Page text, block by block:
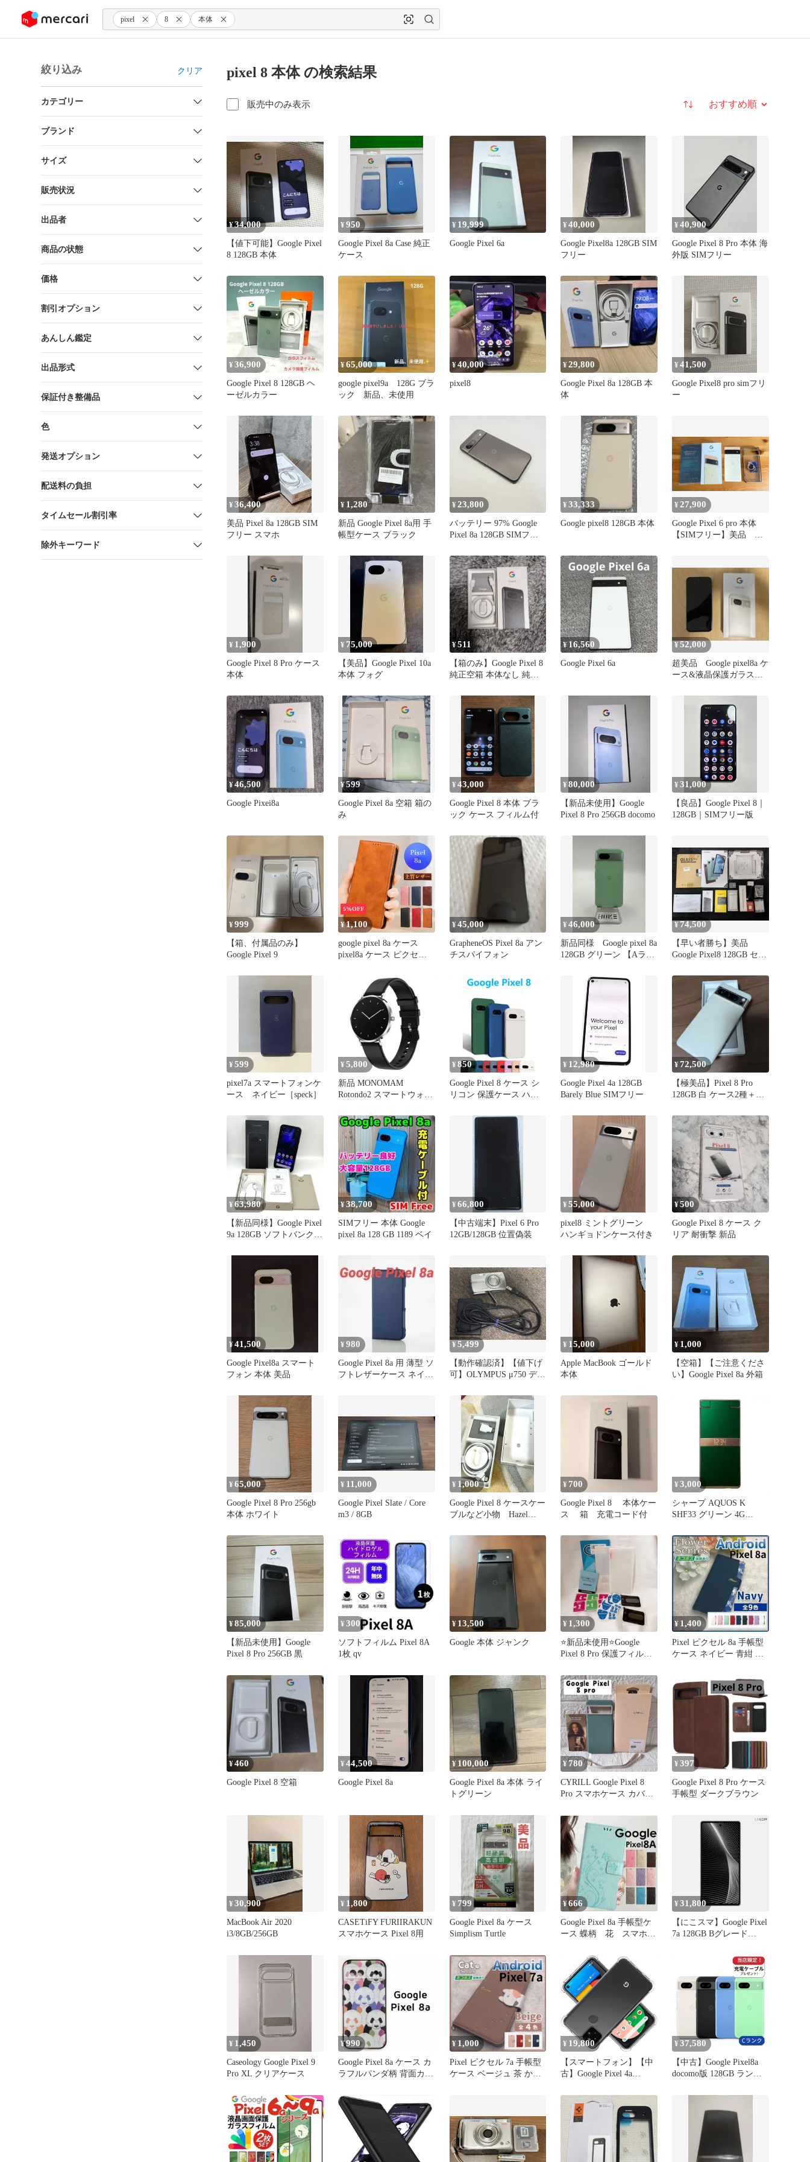
ツにスキップ pixel 8 本体
絞り込み クリア
カテゴリー
ブランド
サイズ
販売状況
出品者
商品の状態
価格
割引オプション
あんしん鑑定
出品形式
保証付き整備品
色
発送オプション
配送料の負担
タイムセール割引率
除外キーワード
pixel 8 本体 の検索結果
販売中のみ表示 並び替え
¥34,000
【値下可能】Google Pixel
8 128GB 本体
¥950
Google Pixel 8a Case 純正
ケース
¥ 19,999
Google Pixel 6a
¥40,000
Google Pixel8a 128GB SIM
フリー
¥40,900
Google Pixel 8 Pro 本体 海
外版 SIMフリー
¥36,900
Google Pixel 8 128GB ヘ
ーゼルカラー
¥65,000
google pixel9a 128G ブラ
ック 新品、未使用
¥40,000
pixel8
¥29,800
Google Pixel 8a 128GB 本
体
¥41,500
Google Pixel8 pro simフリ
ー
¥36,400
美品 Pixel 8a 128GB SIM
フリー スマホ
¥ 1,280
新品 Google Pixel 8a用 手
帳型ケース ブラック
¥23,800
バッテリー 97% Google
Pixel 8a 128GB SIMフリ
¥33,333
Google pixel8 128GB 本体
¥ 27,900
Google Pixel 6 pro 本体
【SIMフリー】美品 ソ
¥ 1,900
Google Pixel 8 Pro ケース
本体
¥ 75,000
【美品】Google Pixel 10a
本体 フォグ
¥511
【箱のみ】Google Pixel 8
純正空箱 本体なし 純正
¥16,560
Google Pixel 6a
¥52,000
超美品 Google pixel8a ケ
ース&液晶保護ガラス付
¥46,500
Google Pixei8a
¥599
Google Pixel 8a 空箱 箱の
み
¥43,000
Google Pixel 8 本体 ブラ
ック ケース フィルム付
¥80,000
【新品未使用】Google
Pixel 8 Pro 256GB docomo
¥31,000
【良品】Google Pixel 8｜
128GB｜SIMフリー版
¥999
【箱、付属品のみ】
Google Pixel 9
5%OFF
¥1,100
google pixel 8a ケース
pixel8a ケース ピクセル8a
帳型 スマホケースピクセ
ル8a カード 収納 pixel 8a
ケース スマホカバー
pixel 8a 手帳型ケース
¥45,000
GrapheneOS Pixel 8a アン
チスパイフォン
¥46,000
新品同様 Google pixel 8a
128GB グリーン 【Aラン
¥ 74,500
【早い者勝ち】美品
Google Pixel8 128GB セッ
¥599
pixel7a スマートフォンケ
ース ネイビー［speck］
¥ 5,800
新品 MONOMAM
Rotondo2 スマートウォッ
¥ 850
Google Pixel 8 ケース シ
リコン 保護ケース ハー
ストラップホール おすす
め ピクセル エイト 軽量
ソフトスマホカバー
¥ 12,980
Google Pixel 4a 128GB
Barely Blue SIMフリー
¥72,500
【極美品】Pixel 8 Pro
128GB 白 ケース2種＋ガ
¥63,980
【新品同様】Google Pixel
9a 128GB ソフトバンク
ンチ 付属品あり 白ロム
スマホ本体 送料無料 中
¥38,700
SIMフリー 本体 Google
pixel 8a 128 GB 1189 ベイ
¥66,800
【中古端末】Pixel 6 Pro
12GB/128GB 位置偽装
¥55,000
pixel8 ミントグリーン
ハンギョドンケース付き
¥500
Google Pixel 8 ケース ク
リア 耐衝撃 新品
¥41,500
Google Pixel8a スマート
フォン 本体 美品
¥980
Google Pixel 8a 用 薄型 ソ
フトレザーケース ネイビ
¥5,499
【動作確認済】【値下げ
可】OLYMPUS μ750 デジ
¥ 15,000
Apple MacBook ゴールド
本体
¥ 1,000
【空箱】【ご注意くださ
い】Google Pixel 8a 外箱
¥65,000
Google Pixel 8 Pro 256gb
本体 ホワイト
¥ 11,000
Google Pixel Slate / Core
m3 / 8GB
¥ 1,000
Google Pixel 8 ケースケー
ブルなど小物 Hazel
¥ 700
Google Pixel 8 本体ケー
ス 箱 充電コード付
¥ 3,000
シャープ AQUOS K
SHF33 グリーン 4G
¥85,000
【新品未使用】Google
Pixel 8 Pro 256GB 黒
¥ 300
ソフトフィルム Pixel 8A
1枚 qv
¥ 13,500
Google 本体 ジャンク
¥ 1,300
⭐️新品未使用⭐️Google
Pixel 8 Pro 保護フィルム
¥ 1,400
Pixel ピクセル 8a 手帳型
ケース ネイビー 青紺 花
¥460
Google Pixel 8 空箱
¥44,500
Google Pixel 8a
¥ 100,000
Google Pixel 8a 本体 ライ
トグリーン
¥780
CYRILL Google Pixel 8
Pro スマホケース カバー
¥397
Google Pixel 8 Pro ケース
手帳型 ダークブラウン
¥30,900
MacBook Air 2020
i3/8GB/256GB
¥ 1,800
CASETiFY FURIIRAKUN
スマホケース Pixel 8用
¥ 799
Google Pixel 8a ケース
Simplism Turtle
¥666
Google Pixel 8a 手帳型ケ
ース 蝶柄 花 スマホ
¥31,800
【にこスマ】Google Pixel
7a 128GB Bグレード
¥ 1,450
Caseology Google Pixel 9
Pro XL クリアケース
¥990
Google Pixel 8a ケース カ
ラフルパンダ柄 背面カバ
¥ 1,000
Pixel ピクセル 7a 手帳型
ケース ベージュ 茶 かわ
¥ 19,800
【スマートフォン】【中
古】Google Pixel 4a
ー スマートフォン本体
中古品 + 未使用の専用ス
マフォケース【Android】
¥ 37,580
【中古】Google Pixel8a
docomo版 128GB ランクC
ォン Android 本体 SIMフ
リー シムフリー 送料無